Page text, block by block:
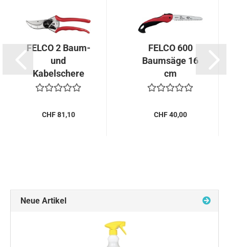
FELCO 2 Baum-
und
Kabelschere
CHF 81,10
FELCO 600
Baumsäge 16
cm
CHF 40,00
Neue Artikel